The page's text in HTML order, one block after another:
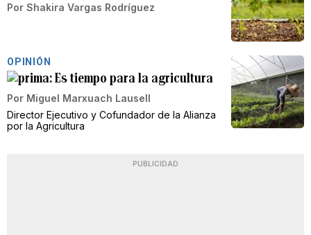
Por Shakira Vargas Rodríguez
OPINIÓN
Es tiempo para la agricultura
Por Miguel Marxuach Lausell
Director Ejecutivo y Cofundador de la Alianza
por la Agricultura
PUBLICIDAD